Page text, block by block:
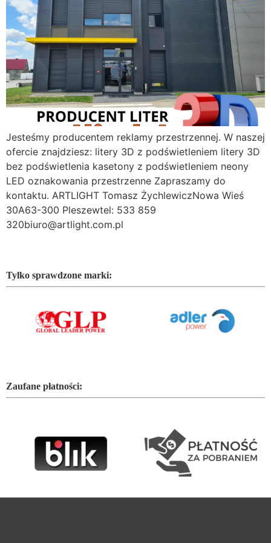
Jesteśmy producentem reklamy przestrzennej. W naszej
ofercie znajdziesz: litery 3D z podświetleniem litery 3D
bez podświetlenia kasetony z podświetleniem neony
LED oznakowania przestrzenne Zapraszamy do
kontaktu. ARTLIGHT Tomasz ŻychlewiczNowa Wieś
30A63-300 Pleszewtel: 533 859
320biuro@artlight.com.pl
Tylko sprawdzone marki:
Zaufane płatności: